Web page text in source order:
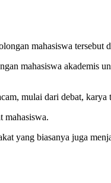
mahasiswa tersebut
mahasiswa akademis
mulai dari debat,
mahasiswa.
yang biasanya juga